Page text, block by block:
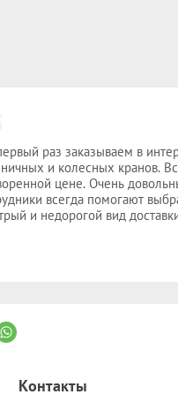
раз заказываем в
и колесных кранов.
цене. Очень
всегда помогают
и недорогой вид
Контакты